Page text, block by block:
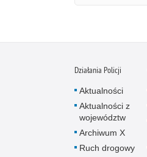
Działania Policji
Aktualności
Aktualności z
województw
Archiwum X
Ruch drogowy